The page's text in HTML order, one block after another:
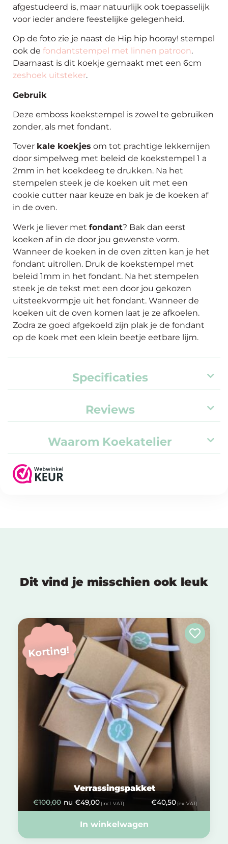
afgestudeerd is, maar natuurlijk ook toepasselijk
voor ieder andere feestelijke gelegenheid.
Op de foto zie je naast de Hip hip hooray! stempel
ook de fondantstempel met linnen patroon.
Daarnaast is dit koekje gemaakt met een 6cm
zeshoek uitsteker.
Gebruik
Deze emboss koekstempel is zowel te gebruiken
zonder, als met fondant.
Tover kale koekjes om tot prachtige lekkernijen
door simpelweg met beleid de koekstempel 1 a
2mm in het koekdeeg te drukken. Na het
stempelen steek je de koeken uit met een
cookie cutter naar keuze en bak je de koeken af
in de oven.
Werk je liever met fondant? Bak dan eerst
koeken af in de door jou gewenste vorm.
Wanneer de koeken in de oven zitten kan je het
fondant uitrollen. Druk de koekstempel met
beleid 1mm in het fondant. Na het stempelen
steek je de tekst met een door jou gekozen
uitsteekvormpje uit het fondant. Wanneer de
koeken uit de oven komen laat je ze afkoelen.
Zodra ze goed afgekoeld zijn plak je de fondant
op de koek met een klein beetje eetbare lijm.
Specificaties
Reviews
Waarom Koekatelier
Dit vind je misschien ook leuk
Korting!
Verrassingspakket
€100,00 nu €49,00(incl. VAT) €40,50 (ex. VAT)
In winkelwagen